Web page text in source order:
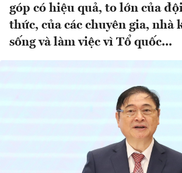
góp có hiệu quả, to lớn của
thức, của các chuyên gia, nhà
sống và làm việc vì Tổ quốc...